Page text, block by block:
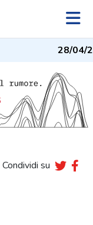
28/04/
Condividi su